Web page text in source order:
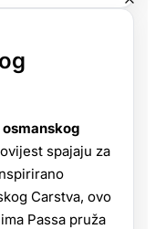
spajaju za
Carstva, ovo
Passa pruža